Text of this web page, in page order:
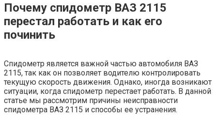
Почему спидометр ВАЗ 2115
перестал работать и как его
починить
Спидометр является важной частью автомобиля ВАЗ
2115, так как он позволяет водителю контролировать
текущую скорость движения. Однако, иногда возникают
ситуации, когда спидометр перестает работать. В данной
статье мы рассмотрим причины неисправности
спидометра ВАЗ 2115 и способы ее устранения.